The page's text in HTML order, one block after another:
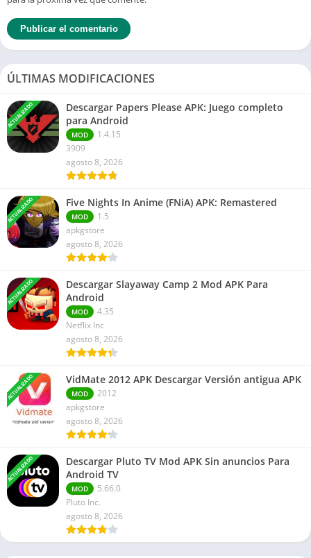
ÚLTIMAS MODIFICACIONES
ACTUALIZADO
Descargar Papers Please APK: Juego completo
para Android
MOD
1.4.15
3909
agosto 8, 2026
ACTUALIZADO Five Nights In Anime (FNiA) APK: Remastered
MOD
1.5
apkgstore
agosto 8, 2026
ACTUALIZADO
Descargar Slayaway Camp 2 Mod APK Para
Android
MOD
4.35
Netflix Inc
agosto 8, 2026
ACTUALIZADO VidMate 2012 APK Descargar Versión antigua APK
MOD
2012
apkgstore
agosto 8, 2026
ACTUALIZADO
Descargar Pluto TV Mod APK Sin anuncios Para
Android TV
MOD
5.66.0
Pluto Inc.
agosto 8, 2026